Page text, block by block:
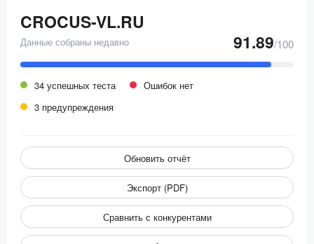
CROCUS-VL.RU
Данные собраны недавно 91.89/100
34 успешных теста
Ошибок нет
3 предупреждения
Обновить отчёт
Экспорт (PDF)
Сравнить с конкурентами